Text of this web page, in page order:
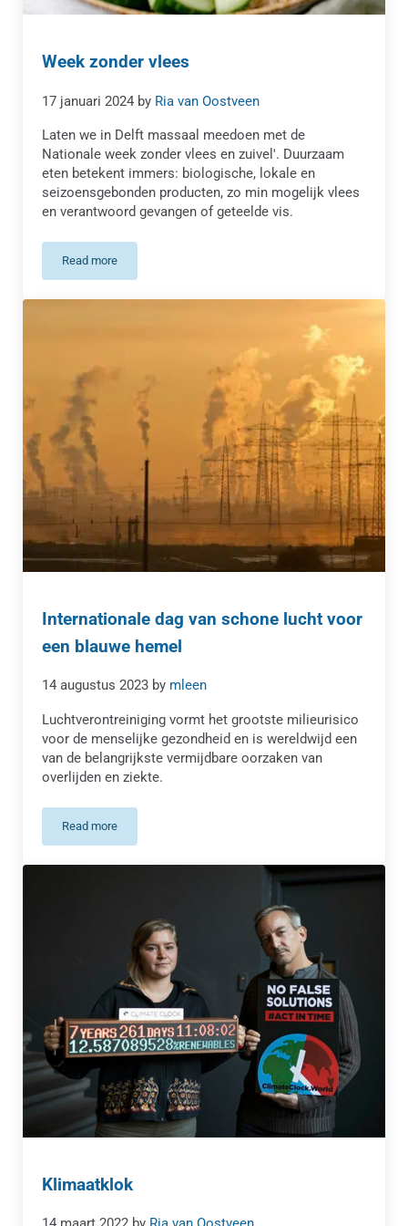
Week zonder vlees
17 januari 2024 by Ria van Oostveen
Laten we in Delft massaal meedoen met de
Nationale week zonder vlees en zuivel'. Duurzaam
eten betekent immers: biologische, lokale en
seizoensgebonden producten, zo min mogelijk vlees
en verantwoord gevangen of geteelde vis.
Read moreWeek zonder vlees
Internationale dag van schone lucht voor
een blauwe hemel
14 augustus 2023 by mleen
Luchtverontreiniging vormt het grootste milieurisico
voor de menselijke gezondheid en is wereldwijd een
van de belangrijkste vermijdbare oorzaken van
overlijden en ziekte.
Read moreInternationale dag van schone lucht voor een blauwe hemel
Klimaatklok